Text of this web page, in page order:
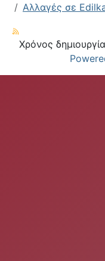
Αλλαγές σε
Χρόνος